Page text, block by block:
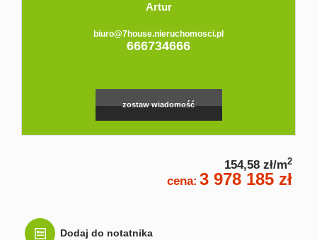
Kontakt
Artur
biuro@7house.nieruchomosci.pl
666734666
zostaw wiadomość
154,58 zł/m2
cena: 3 978 185 zł
Dodaj do notatnika